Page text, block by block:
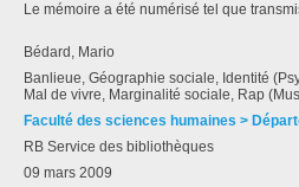
Le mémoire a été numérisé tel que
Bédard, Mario
Banlieue, Géographie sociale, Identité
Mal de vivre, Marginalité sociale, Rap
Faculté des sciences humaines >
RB Service des bibliothèques
09 mars 2009